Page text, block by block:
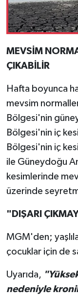
MEVSİM
ÇIKABİLİR
Hafta boyunca
mevsim
Bölgesi'nin
Bölgesi'nin iç
Bölgesi'nin iç
ile Güneydoğu
kesimlerinde
üzerinde
"DIŞARI
MGM'den;
çocuklar için de
Uyarıda,
nedeniyle